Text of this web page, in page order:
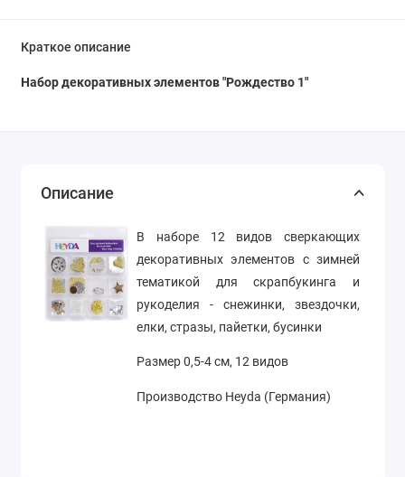
Краткое описание
Набор декоративных элементов "Рождество 1"
Описание
В наборе 12 видов сверкающих
декоративных элементов с зимней
тематикой для скрапбукинга и
рукоделия - снежинки, звездочки,
елки, стразы, пайетки, бусинки
Размер 0,5-4 см, 12 видов
Производство Heyda (Германия)